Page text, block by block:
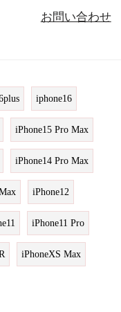
お問い合わせ
iphone16
iPhone15 Pro Max
iPhone14 Pro Max
iPhone12
iPhone11 Pro
iPhoneXS Max